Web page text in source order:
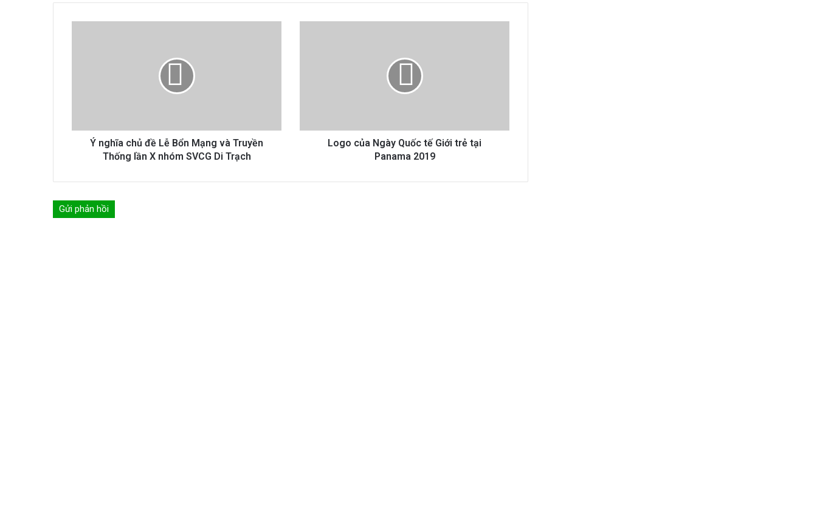
Lịch Sử Thành Lập Và Chặng Đường
Truyền
Thống
nhóm
Di
Trạch
Ý nghĩa chủ đề Lễ Bổn Mạng và Truyền
Thống lần X nhóm SVCG Di Trạch
Panama
Logo của Ngày Quốc tế Giới trẻ tại
Panama 2019
Gửi phản hồi